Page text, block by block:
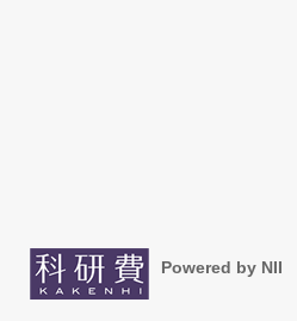
Powered by NII